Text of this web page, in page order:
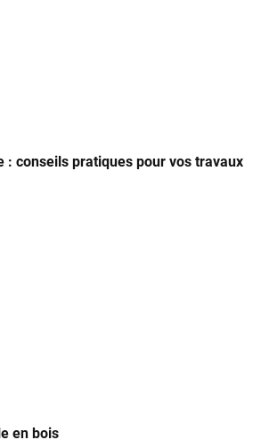
: conseils pratiques pour vos travaux
en bois